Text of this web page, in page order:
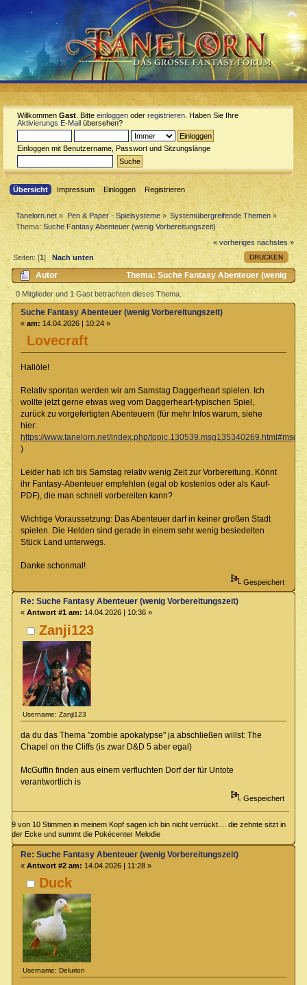
Willkommen Gast . Bitte einloggen oder registrieren . Haben Sie Ihre
Aktivierungs E-Mail übersehen?
Einloggen mit Benutzername, Passwort und Sitzungslänge
Übersicht Impressum Einloggen Registrieren
Tanelorn.net » Pen & Paper - Spielsysteme» Systemübergreifende Themen »
Thema:Suche Fantasy Abenteuer (wenig Vorbereitungszeit)
« vorheriges nächstes »
DRUCKEN
Seiten: [1] Nach unten
Autor
Thema: Suche Fantasy Abenteuer (wenig
Vorbereitungszeit) (Gelesen 864 mal)
0 Mitglieder und 1 Gast betrachten dieses Thema.
Lovecraft
Suche Fantasy Abenteuer (wenig Vorbereitungszeit)
« am: 14.04.2026 | 10:24 »
Hallöle!
Relativ spontan werden wir am Samstag Daggerheart spielen. Ich
wollte jetzt gerne etwas weg vom Daggerheart-typischen Spiel,
zurück zu vorgefertigten Abenteuern (für mehr Infos warum, siehe
hier:
https://www.tanelorn.net/index.php/
)
Leider hab ich bis Samstag relativ wenig Zeit zur Vorbereitung. Könnt
ihr Fantasy-Abenteuer empfehlen (egal ob kostenlos oder als Kauf-
PDF), die man schnell vorbereiten kann?
Wichtige Voraussetzung: Das Abenteuer darf in keiner großen Stadt
spielen. Die Helden sind gerade in einem sehr wenig besiedelten
Stück Land unterwegs.
Danke schonmal!
Gespeichert
Zanji123
Username: Zanji123
Re: Suche Fantasy Abenteuer (wenig Vorbereitungszeit)
« Antwort #1 am: 14.04.2026 | 10:36 »
da du das Thema "zombie apokalypse" ja abschließen willst: The
Chapel on the Cliffs (is zwar D&D 5 aber egal)
McGuffin finden aus einem verfluchten Dorf der für Untote
verantwortlich is
Gespeichert
9 von 10 Stimmen in meinem Kopf sagen ich bin nicht verrückt.... die zehnte sitzt in
der Ecke und summt die Pokécenter Melodie
Duck
Username: Delurion
Re: Suche Fantasy Abenteuer (wenig Vorbereitungszeit)
« Antwort #2 am: 14.04.2026 | 11:28 »